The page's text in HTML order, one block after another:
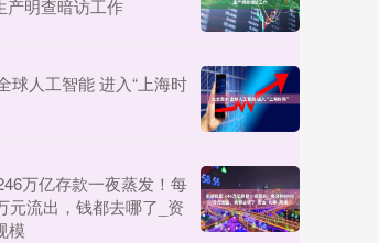
产明查暗访工作
球人工智能 进入“上海时
万亿存款一夜蒸发！每
元流出，钱都去哪了_资
模